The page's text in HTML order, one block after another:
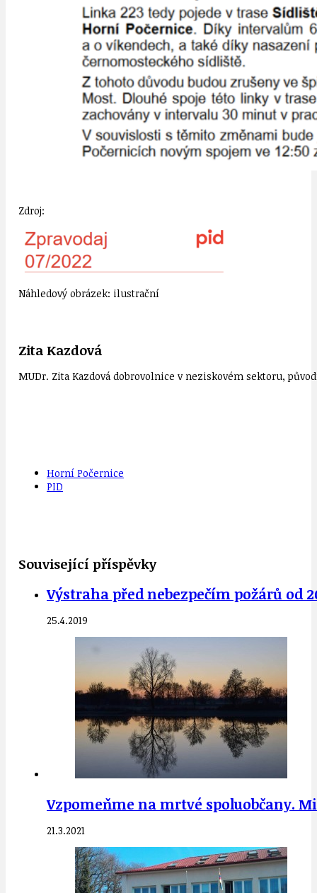
Zdroj:
Náhledový obrázek: ilustrační
Zita Kazdová
MUDr. Zita Kazdová dobrovolnice v neziskovém sektoru,
Horní Počernice
PID
Související příspěvky
Výstraha před nebezpečím požárů od
25.4.2019
Vzpomeňme na mrtvé spoluobčany.
21.3.2021